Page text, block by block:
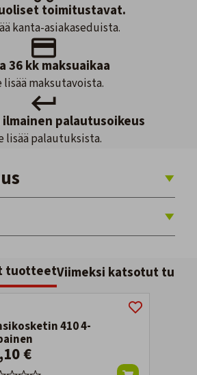
toimitustavat.
kanta-asiakaseduista.
36 kk maksuaikaa
lisää maksutavoista.
palautusoikeus
lisää palautuksista.
tuotteetViimeksi katsotut
410 4-
€